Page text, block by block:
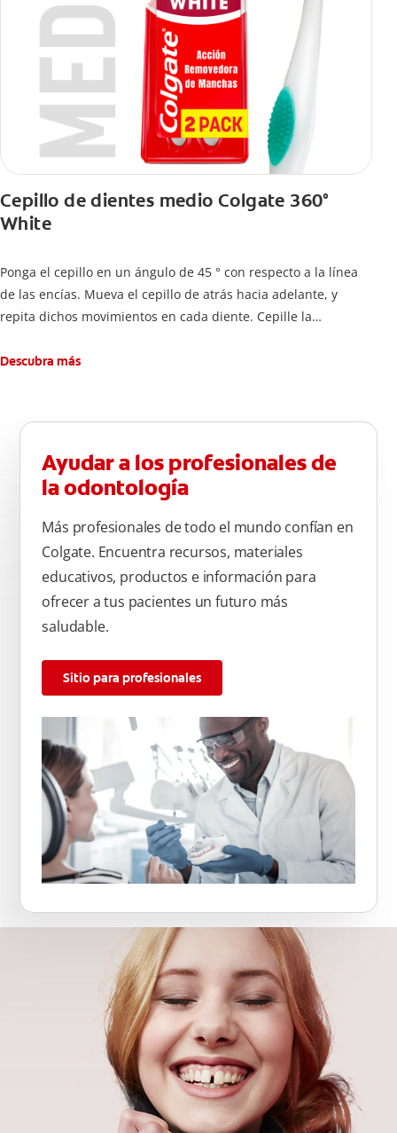
Cepillo de dientes medio Colgate 360°
White
Ponga el cepillo en un ángulo de 45 ° con respecto a la línea
de las encías. Mueva el cepillo de atrás hacia adelante, y
repita dichos movimientos en cada diente. Cepille la
atrás hacia adelante. Cepille la superficie masticatoria (parte
atrás, arriba y abajo, en la parte superior e inferior. No se
por las bacterias.
Descubra más
Ayudar a los profesionales de
la odontología
Más profesionales de todo el mundo confían en
Colgate. Encuentra recursos, materiales
educativos, productos e información para
ofrecer a tus pacientes un futuro más
saludable.
Sitio para profesionales